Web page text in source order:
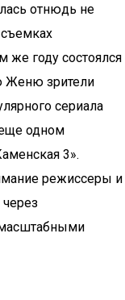
отнюдь не
же году состоялся
Женю зрители
сериала
одном
3».
режиссеры и
масштабными